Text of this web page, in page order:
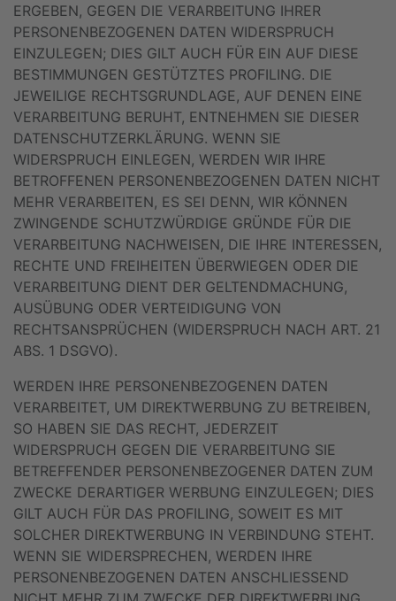
ERGEBEN, GEGEN DIE VERARBEITUNG IHRER
PERSONENBEZOGENEN DATEN WIDERSPRUCH
EINZULEGEN; DIES GILT AUCH FÜR EIN AUF DIESE
BESTIMMUNGEN GESTÜTZTES PROFILING. DIE
JEWEILIGE RECHTSGRUNDLAGE, AUF DENEN EINE
VERARBEITUNG BERUHT, ENTNEHMEN SIE DIESER
DATENSCHUTZERKLÄRUNG. WENN SIE
WIDERSPRUCH EINLEGEN, WERDEN WIR IHRE
BETROFFENEN PERSONENBEZOGENEN DATEN NICHT
MEHR VERARBEITEN, ES SEI DENN, WIR KÖNNEN
ZWINGENDE SCHUTZWÜRDIGE GRÜNDE FÜR DIE
VERARBEITUNG NACHWEISEN, DIE IHRE INTERESSEN,
RECHTE UND FREIHEITEN ÜBERWIEGEN ODER DIE
VERARBEITUNG DIENT DER GELTENDMACHUNG,
AUSÜBUNG ODER VERTEIDIGUNG VON
RECHTSANSPRÜCHEN (WIDERSPRUCH NACH ART. 21
ABS. 1 DSGVO).
WERDEN IHRE PERSONENBEZOGENEN DATEN
VERARBEITET, UM DIREKTWERBUNG ZU BETREIBEN,
SO HABEN SIE DAS RECHT, JEDERZEIT
WIDERSPRUCH GEGEN DIE VERARBEITUNG SIE
BETREFFENDER PERSONENBEZOGENER DATEN ZUM
ZWECKE DERARTIGER WERBUNG EINZULEGEN; DIES
GILT AUCH FÜR DAS PROFILING, SOWEIT ES MIT
SOLCHER DIREKTWERBUNG IN VERBINDUNG STEHT.
WENN SIE WIDERSPRECHEN, WERDEN IHRE
PERSONENBEZOGENEN DATEN ANSCHLIESSEND